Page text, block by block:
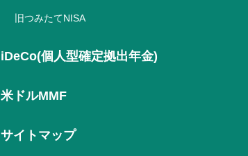
旧つみたてNISA
iDeCo(個人型確定拠出年金)
米ドルMMF
サイトマップ